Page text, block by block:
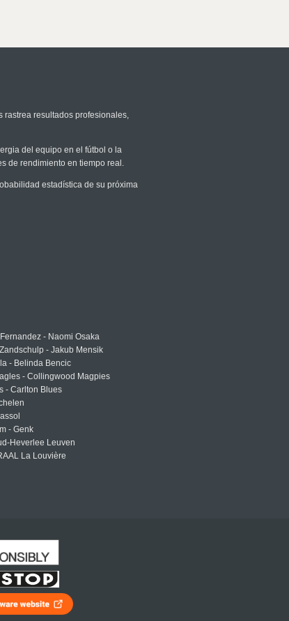
rastrea resultados profesionales,
del equipo en el fútbol o la
de rendimiento en tiempo real.
estadística de su próxima
- Naomi Osaka
- Jakub Mensik
- Belinda Bencic
- Collingwood Magpies
- Carlton Blues
- Genk
Heverlee Leuven
La Louvière